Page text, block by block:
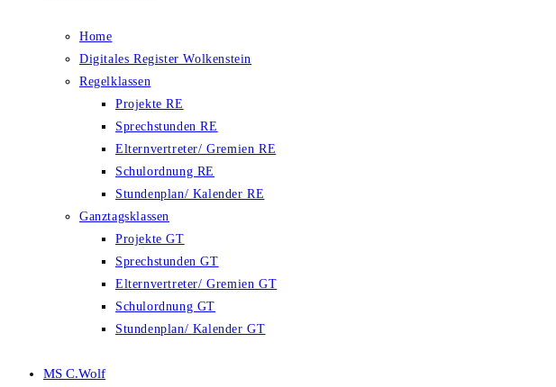
Home
Digitales Register Wolkenstein
Regelklassen
Projekte RE
Sprechstunden RE
Elternvertreter/ Gremien RE
Schulordnung RE
Stundenplan/ Kalender RE
Ganztagsklassen
Projekte GT
Sprechstunden GT
Elternvertreter/ Gremien GT
Schulordnung GT
Stundenplan/ Kalender GT
MS C.Wolf